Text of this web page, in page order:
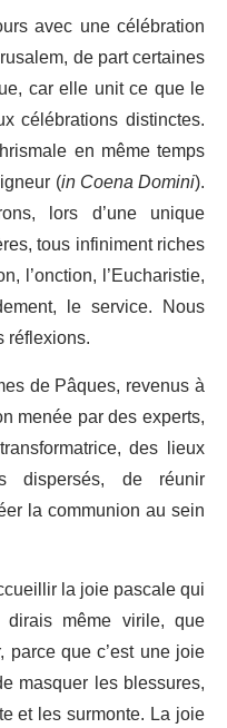
avec une célébration
de part certaines
car elle unit ce que le
célébrations distinctes.
en même temps
(in Coena Domini).
lors d’une unique
tous infiniment riches
l’onction, l’Eucharistie,
le service. Nous
de Pâques, revenus à
menée par des experts,
des lieux
dispersés, de réunir
la communion au sein
la joie pascale qui
même virile, que
que c’est une joie
masquer les blessures,
et les surmonte. La joie